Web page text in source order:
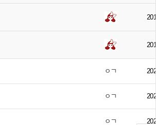
ㅇㄱ
ㅇㄱ
ㅇㄱ